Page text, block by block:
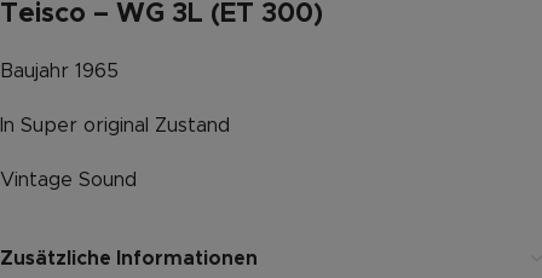
Teisco – WG 3L (ET 300)
Baujahr 1965
In Super original Zustand
Vintage Sound
Zusätzliche Informationen